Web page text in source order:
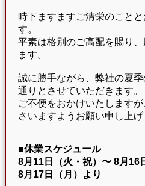
時下ますますご清栄のこと
す。
平素は格別のご高配を賜り
ます。
誠に勝手ながら、弊社の夏
通りとさせていただきます。
ご不便をおかけいたします
さいますようお願い申し上げ
■休業スケジュール
8月11日（火・祝）〜 8月16
8月17日（月）より